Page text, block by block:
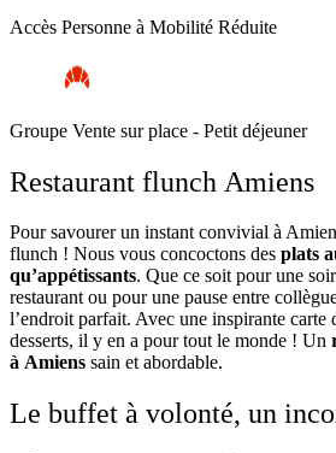
Accès Personne à Mobilité Réduite
Groupe Vente sur place - Petit déjeuner
Restaurant flunch Amiens
Pour savourer un instant convivial à
flunch ! Nous vous concoctons des plats
qu’appétissants. Que ce soit pour une
restaurant ou pour une pause entre
l’endroit parfait. Avec une inspirante carte
desserts, il y en a pour tout le monde ! Un
à Amiens sain et abordable.
Le buffet à volonté, un